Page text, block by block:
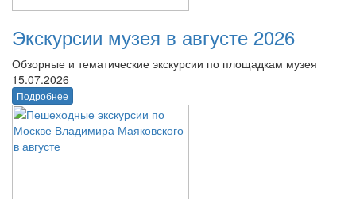
Экскурсии музея в августе 2026
Обзорные и тематические экскурсии по площадкам музея
15.07.2026
Подробнее